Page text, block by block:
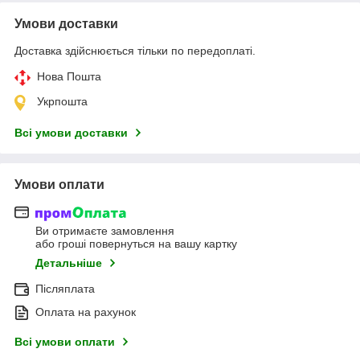
Умови доставки
Доставка здійснюється тільки по передоплаті.
Нова Пошта
Укрпошта
Всі умови доставки
Умови оплати
Ви отримаєте замовлення
або гроші повернуться на вашу картку
Детальніше
Післяплата
Оплата на рахунок
Всі умови оплати